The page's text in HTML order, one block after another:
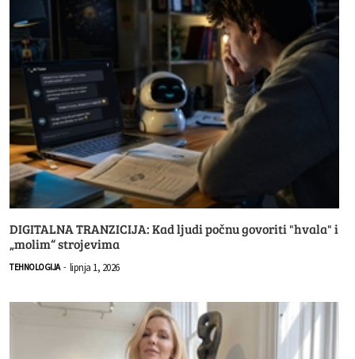
DIGITALNA TRANZICIJA: Kad ljudi počnu govoriti "hvala" i
„molim“ strojevima
TEHNOLOGIJA - lipnja 1, 2026